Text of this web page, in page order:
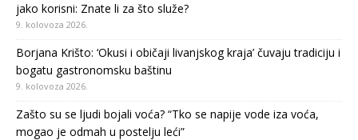
jako korisni: Znate li za što služe?
9. kolovoza 2026.
Borjana Krišto: ‘Okusi i običaji livanjskog kraja’ čuvaju tradiciju i
bogatu gastronomsku baštinu
9. kolovoza 2026.
Zašto su se ljudi bojali voća? “Tko se napije vode iza voća,
mogao je odmah u postelju leći”